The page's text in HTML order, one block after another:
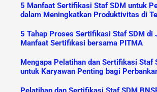
5 Manfaat Sertifikasi Staf SDM untuk
dalam Meningkatkan Produktivitas di
5 Tahap Proses Sertifikasi Staf SDM di
Manfaat Sertifikasi bersama PITMA
Mengapa Pelatihan dan Sertifikasi Staf
untuk Karyawan Penting bagi